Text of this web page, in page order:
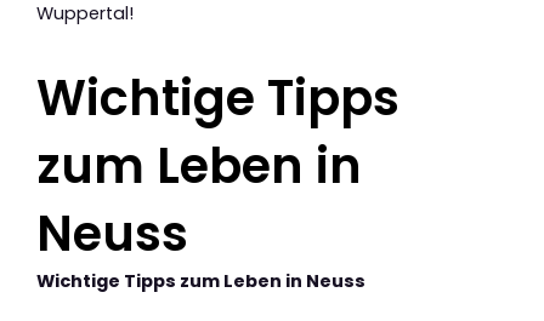
Wuppertal!
Wichtige Tipps
zum Leben in
Neuss
Wichtige Tipps zum Leben in Neuss